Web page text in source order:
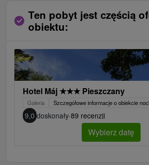
Ten pobyt jest częścią
obiektu:
Hotel Máj ★★★ Pieszczany
Galeria Szczegółowe informacje o obiekcie
9,0 doskonały·89 recenzji
Wybierz datę